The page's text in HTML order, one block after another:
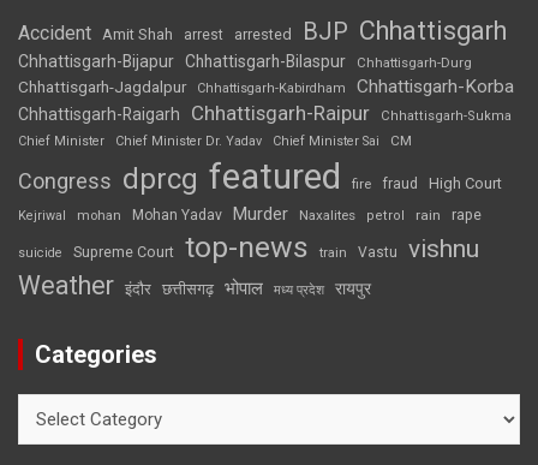
Accident Amit Shah arrest arrested BJP Chhattisgarh
Chhattisgarh-Bijapur Chhattisgarh-Bilaspur Chhattisgarh-Durg
Chhattisgarh-Jagdalpur Chhattisgarh-Kabirdham Chhattisgarh-Korba
Chhattisgarh-Raigarh Chhattisgarh-Raipur
Chhattisgarh-Sukma
Chief Minister
Chief Minister Dr. Yadav Chief Minister Sai CM
Congress dprcg featured fire fraud High Court
Kejriwal mohan Mohan Yadav Murder Naxalites petrol rain rape
suicide Supreme Court top-news train Vastu vishnu
Weather इंदौर छत्तीसगढ़ भोपाल मध्य प्रदेश रायपुर
Categories